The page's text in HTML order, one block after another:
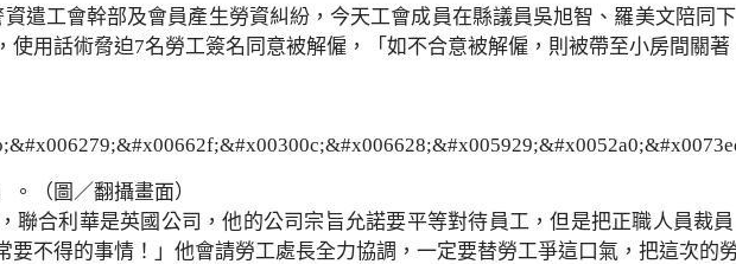
遣工會幹部及會員產生勞資糾紛，今天工會成員在縣議員吳旭智、羅美文陪同
使用話術脅迫7名勞工簽名同意被解僱，「如不合意被解僱，則被帶至小房間關著
（圖／翻攝畫面）
聯合利華是英國公司，他的公司宗旨允諾要平等對待員工，但是把正職人員裁
要不得的事情！」他會請勞工處長全力協調，一定要替勞工爭這口氣，把這次的